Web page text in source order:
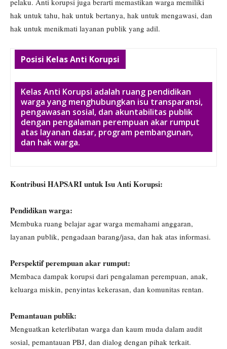
hak untuk tahu, hak untuk bertanya, hak untuk mengawasi, dan
hak untuk menikmati layanan publik yang adil.
Posisi Kelas Anti Korupsi
Kelas Anti Korupsi adalah ruang pendidikan
warga yang menghubungkan isu transparansi,
pengawasan sosial, dan akuntabilitas publik
dengan pengalaman perempuan akar rumput
atas layanan dasar, program pembangunan,
dan hak warga.
Kontribusi HAPSARI untuk Isu Anti Korupsi:
Pendidikan warga:
Membuka ruang belajar agar warga memahami anggaran,
layanan publik, pengadaan barang/jasa, dan hak atas informasi.
Perspektif perempuan akar rumput:
Membaca dampak korupsi dari pengalaman perempuan, anak,
keluarga miskin, penyintas kekerasan, dan komunitas rentan.
Pemantauan publik:
Menguatkan keterlibatan warga dan kaum muda dalam audit
sosial, pemantauan PBJ, dan dialog dengan pihak terkait.